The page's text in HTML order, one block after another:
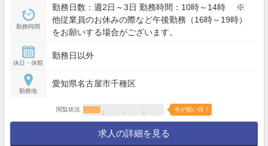
勤務時間
勤務日数：週2日～3日 勤務時間：10時～14時 ※
他従業員のお休みの際など午後勤務（16時～19時）
をお願いする場合がございます。
休日・休暇
勤務日以外
勤務地
愛知県名古屋市千種区
閲覧状況 今が狙い目！
求人の詳細を見る